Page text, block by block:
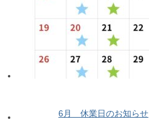
6月 休業日のお知らせ